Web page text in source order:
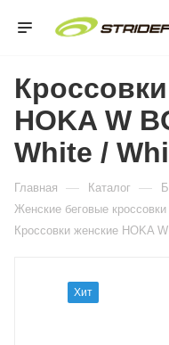
HOKA W
White /
Главная — Каталог —
Женские беговые
Кроссовки женские HOKA
Хит